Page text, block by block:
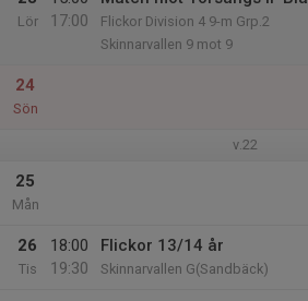
Lör
17:00
Flickor Division 4 9-m Grp.2
Skinnarvallen 9 mot 9
24
Sön
v.22
25
Mån
26
Tis
18:00
19:30
Flickor 13/14 år
Skinnarvallen G(Sandbäck)